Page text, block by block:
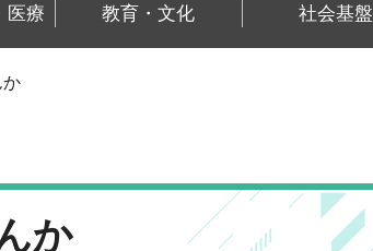
医療 教育・文化 社会基盤
か
か